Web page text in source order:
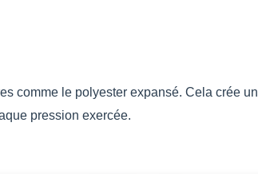
comme le polyester expansé. Cela crée un
pression exercée.